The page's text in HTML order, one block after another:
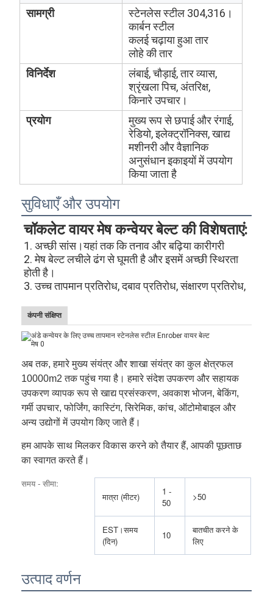
उत्पाद
सामग्री
स्टेनलेस स्टील 304,316।
कार्बन स्टील
कलई चढ़ाया हुआ तार
लोहे की तार
विनिर्देश
लंबाई, चौड़ाई, तार व्यास,
श्रृंखला पिच, अंतरिक्ष,
किनारे उपचार।
प्रयोग
मुख्य रूप से छपाई और रंगाई,
रेडियो, इलेक्ट्रॉनिक्स, खाद्य
मशीनरी और वैज्ञानिक
अनुसंधान इकाइयों में उपयोग
किया जाता है
सुविधाएँ और उपयोग
चॉकलेट वायर मेष कन्वेयर बेल्ट की विशेषताएं:
1. अच्छी सांस।यहां तक ​​कि तनाव और बढ़िया कारीगरी
2. मेष बेल्ट लचीले ढंग से घूमती है और इसमें अच्छी स्थिरता
होती है।
3. उच्च तापमान प्रतिरोध, दबाव प्रतिरोध, संक्षारण प्रतिरोध,
कंपनी संक्षिप्त
अब तक, हमारे मुख्य संयंत्र और शाखा संयंत्र का कुल क्षेत्रफल
10000m2 तक पहुंच गया है। हमारे संदेश उपकरण और सहायक
उपकरण व्यापक रूप से खाद्य प्रसंस्करण, अवकाश भोजन, बेकिंग,
गर्मी उपचार, फोर्जिंग, कास्टिंग, सिरेमिक, कांच, ऑटोमोबाइल और
अन्य उद्योगों में उपयोग किए जाते हैं।
हम आपके साथ मिलकर विकास करने को तैयार हैं, आपकी पूछताछ
का स्वागत करते हैं।
समय - सीमा:
मात्रा (मीटर)
1 -
50
>50
EST।समय
(दिन)
10
बातचीत करने के
लिए
उत्पाद वर्णन